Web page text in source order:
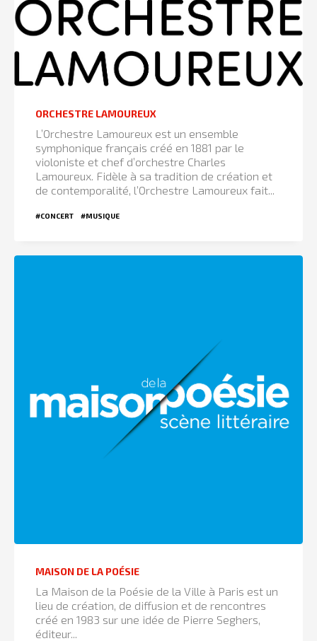
ORCHESTRE LAMOUREUX
L’Orchestre Lamoureux est un ensemble
symphonique français créé en 1881 par le
violoniste et chef d’orchestre Charles
Lamoureux. Fidèle à sa tradition de création et
de contemporalité, l’Orchestre Lamoureux fait...
#CONCERT #MUSIQUE
MAISON DE LA POÉSIE
La Maison de la Poésie de la Ville à Paris est un
lieu de création, de diffusion et de rencontres
créé en 1983 sur une idée de Pierre Seghers,
éditeur...